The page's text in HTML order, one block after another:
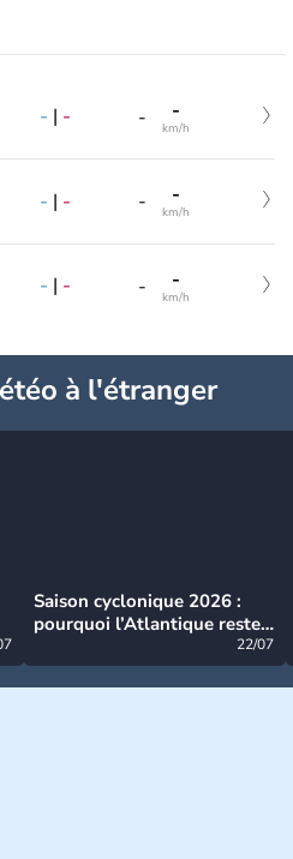
- | - - -
km/h
- | - - -
km/h
- | - - -
km/h
à l'étranger
Saison cyclonique 2026 :
pourquoi l’Atlantique reste
22/07